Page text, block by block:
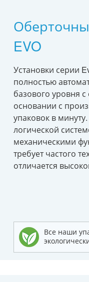
EVO
Установки серии
полностью
базового уровня
основании с
упаковок в
логической
механическими
требует частого
отличается
Все наши